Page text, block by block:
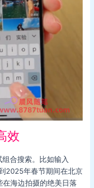
效
合搜索。比如输入
2025年春节期间在北京
在海边拍摄的绝美日落